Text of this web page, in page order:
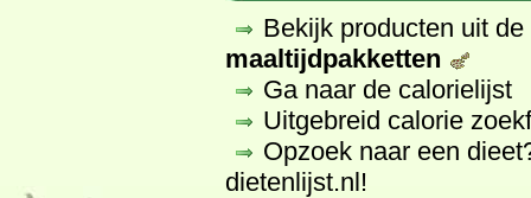
Bekijk producten uit
maaltijdpakketten
Ga naar de calorielijst
Uitgebreid calorie
Opzoek naar een
dietenlijst.nl!